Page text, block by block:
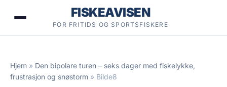
FISKEAVISEN
FOR FRITIDS OG SPORTSFISKERE
Hjem » Den bipolare turen – seks dager med fiskelykke,
frustrasjon og snøstorm » Bilde8